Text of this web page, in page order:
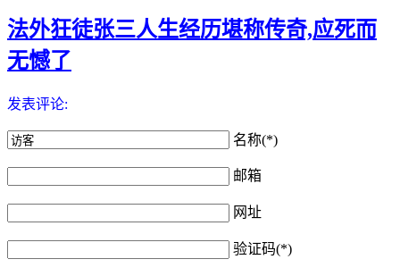
法外狂徒张三人生经历堪称传奇,应死而
无憾了
发表评论:
名称(*)
邮箱
网址
验证码(*)